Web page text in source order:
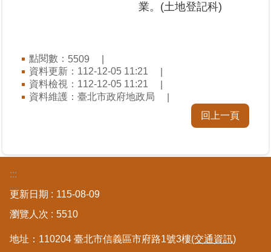
業。(土地登記科)
點閱數： 5509
資料更新：112-12-05 11:21
資料檢視：112-12-05 11:21
資料維護：臺北市政府地政局
回上一頁
:::
更新日期
115-08-09
瀏覽人次
5510
地址：110204 臺北市信義區市府路1號3樓(交通資訊)